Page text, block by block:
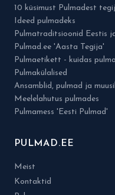
10 küsimust Pulmadest
Ideed pulmadeks
Pulmatraditsioonid Eestis
Pulmad.ee 'Aasta Tegija'
Pulmaetikett - kuidas
Pulmakülalised
Ansamblid, pulmad ja
Meelelahutus pulmades
Pulmamess 'Eesti Pulmad'
PULMAD.EE
Meist
Kontaktid